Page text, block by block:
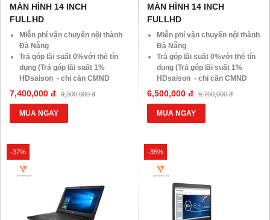
MÀN HÌNH 14 INCH
FULLHD
Miễn phí vận chuyển nội thành
Đà Nẵng
Trả góp lãi suất 0%với thẻ tín
dụng (Trả góp lãi suất 1%
HDsaison - chỉ cần CMND
BLX hoặc hộ khẩu gốc )
Giảm 20%khi nâng cấp Ram-
SSD
Giảm giá trực tiếp đối với
10.000 Voucher Giảm
Giá 500.000đ
7,400,000 đ 9,300,000 đ
MUA NGAY
MÀN HÌNH 14 INCH
FULLHD
Miễn phí vận chuyển nội thành
Đà Nẵng
Trả góp lãi suất 0%với thẻ tín
dụng (Trả góp lãi suất 1%
HDsaison - chỉ cần CMND
BLX hoặc hộ khẩu gốc )
Giảm 20%khi nâng cấp Ram-
SSD
Giảm giá trực tiếp đối với
10.000 Voucher Giảm
Giá 500.000đ
6,500,000 đ 9,700,000 đ
MUA NGAY
-37% -35%